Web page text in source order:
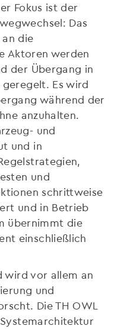
Fokus ist der
Das
die
Aktoren werden
der Übergang in
Es wird
während der
anzuhalten.
und
und in
und
schrittweise
und in Betrieb
übernimmt die
einschließlich
wird vor allem an
und
Die TH OWL